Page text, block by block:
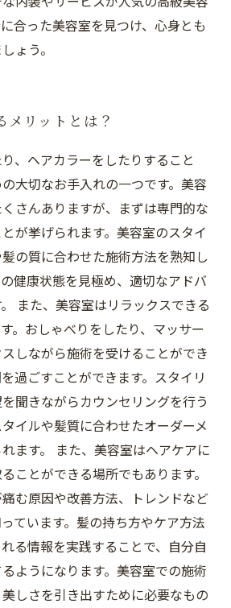
合った美容室を見つけ、心身とも
ょう。
リットとは？
、ヘアカラーをしたりすること
大切なお手入れの一つです。美容
さんありますが、まずは専門的な
が挙げられます。美容室のスタイ
の質に合わせた施術方法を熟知し
健康状態を見極め、適切なアドバ
また、美容室はリラックスできる
。おしゃべりをしたり、マッサー
しながら施術を受けることができ
過ごすことができます。スタイリ
聞きながらカウンセリングを行う
イルや髪質に合わせたオーダーメ
ます。 また、美容室はヘアケアに
ことができる場所でもあります。
む原因や改善方法、トレンドなど
ています。髪の持ち方やケア方法
る情報を実践することで、自分自
ようになります。美容室での施術
しさを引き出すために必要なもの